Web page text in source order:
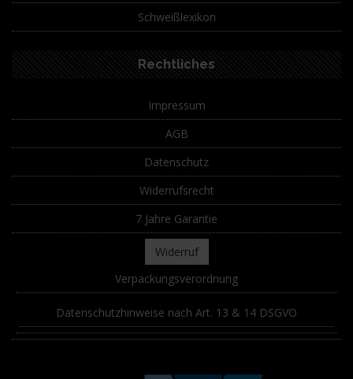
Schweißlexikon
Rechtliches
Impressum
AGB
Datenschutz
Widerrufsrecht
7 Jahre Garantie
Widerruf
Verpackungsverordnung
Datenschutzhinweise nach Art. 13 & 14 DSGVO